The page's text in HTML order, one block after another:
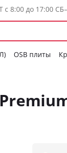
с 8:00 до 17:00
OSB плиты